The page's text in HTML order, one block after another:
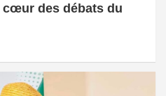
des débats du